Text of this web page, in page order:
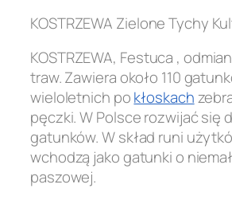
KOSTRZEWA Zielone Tychy
KOSTRZEWA, Festuca ,
traw. Zawiera około 110
wieloletnich pokłoskach
pęczki. W Polsce rozwijać się
gatunków. W skład runi
wchodzą jako gatunki o
paszowej.